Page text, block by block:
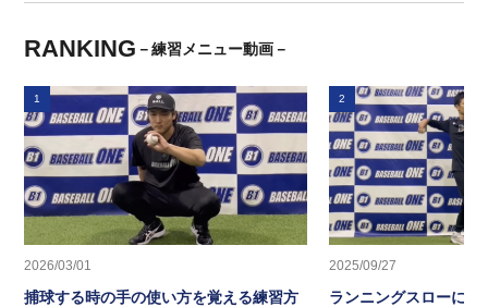
RANKING －練習メニュー動画－
1
2026/03/01
捕球する時の手の使い方を覚える練習方
2
2025/09/27
ランニングスローに繋